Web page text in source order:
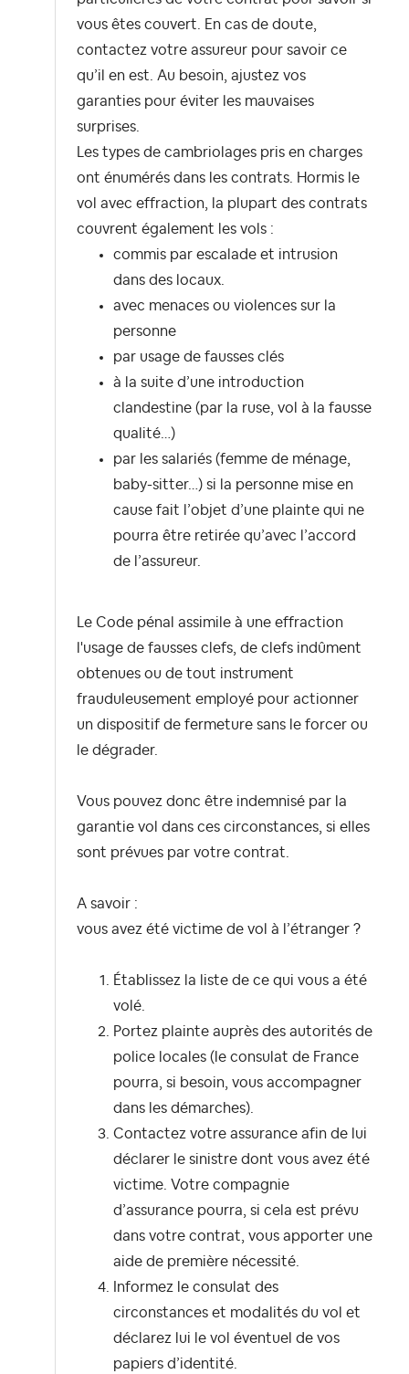
vous êtes couvert. En cas de doute,
contactez votre assureur pour savoir ce
qu’il en est. Au besoin, ajustez vos
garanties pour éviter les mauvaises
surprises.
Les types de cambriolages pris en charges
ont énumérés dans les contrats. Hormis le
vol avec effraction, la plupart des contrats
couvrent également les vols :
commis par escalade et intrusion
dans des locaux.
avec menaces ou violences sur la
personne
par usage de fausses clés
à la suite d’une introduction
clandestine (par la ruse, vol à la fausse
qualité…)
par les salariés (femme de ménage,
baby-sitter…) si la personne mise en
cause fait l’objet d’une plainte qui ne
pourra être retirée qu’avec l’accord
de l’assureur.
Le Code pénal assimile à une effraction
l'usage de fausses clefs, de clefs indûment
obtenues ou de tout instrument
frauduleusement employé pour actionner
un dispositif de fermeture sans le forcer ou
le dégrader.
Vous pouvez donc être indemnisé par la
garantie vol dans ces circonstances, si elles
sont prévues par votre contrat.
A savoir :
vous avez été victime de vol à l’étranger ?
Établissez la liste de ce qui vous a été
volé.
Portez plainte auprès des autorités de
police locales (le consulat de France
pourra, si besoin, vous accompagner
dans les démarches).
Contactez votre assurance afin de lui
déclarer le sinistre dont vous avez été
victime. Votre compagnie
d’assurance pourra, si cela est prévu
dans votre contrat, vous apporter une
aide de première nécessité.
Informez le consulat des
circonstances et modalités du vol et
déclarez lui le vol éventuel de vos
papiers d’identité.